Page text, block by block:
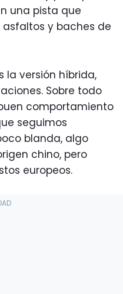
una pista que
y baches de
la versión híbrida,
Sobre todo
comportamiento
seguimos
blanda, algo
chino, pero
europeos.